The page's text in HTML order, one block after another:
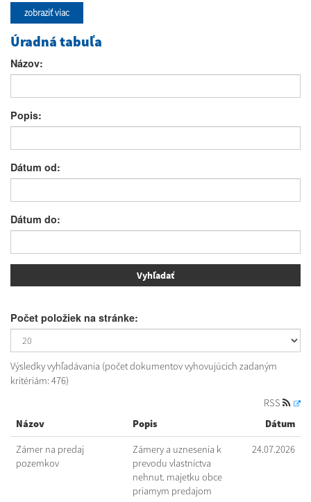
zobraziť viac
Úradná tabuľa
Názov:
Popis:
Dátum od:
Dátum do:
Počet položiek na stránke:
Výsledky vyhľadávania (počet dokumentov vyhovujúcich zadaným
kritériám: 476)
RSS
Názov
Popis Dátum
Zámer na predaj
pozemkov
Zámery a uznesenia k
prevodu vlastníctva
nehnut. majetku obce
priamym predajom
24.07.2026